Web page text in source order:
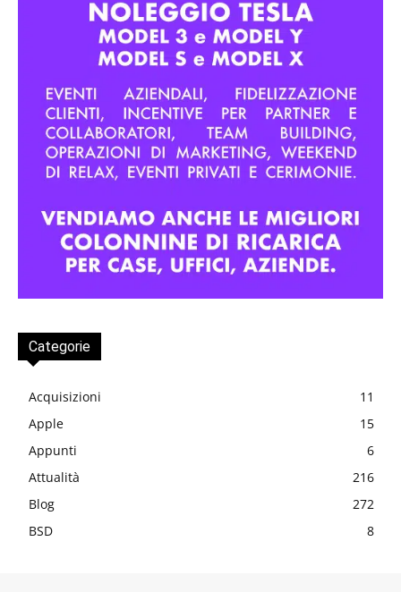
Categorie
Acquisizioni
11
Apple
15
Appunti
6
Attualità
216
Blog
272
BSD
8